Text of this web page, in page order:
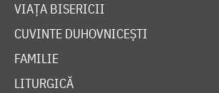
VIAȚA BISERICII
CUVINTE DUHOVNICEȘTI
FAMILIE
LITURGICĂ